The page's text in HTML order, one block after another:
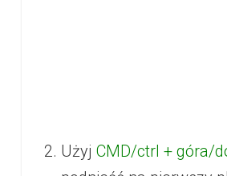
UżyjCMD/ctrl + góra/